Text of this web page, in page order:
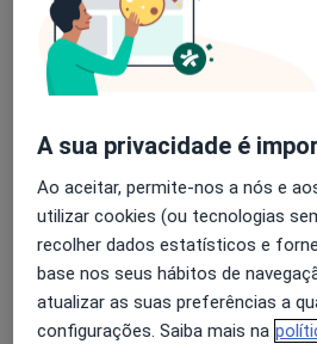
Dra. Teresa Martins
3 opiniões
Av. Emídio Navarro 8-11,
Sanfil Casa de Saúde Santa
Solicite um atendimento
A sua privacidade é
Ao aceitar, permite-nos a nós e
utilizar cookies (ou tecnologias
recolher dados estatísticos e
base nos seus hábitos de
atualizar as suas preferências a
configurações. Saiba mais na